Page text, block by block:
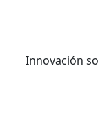
Innovación